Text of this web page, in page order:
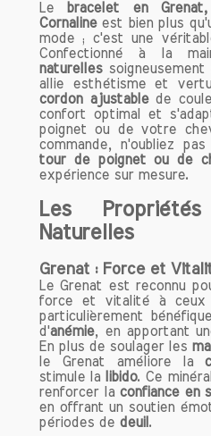
en lithothérapie, la
captiver et d'inspirer
Si vous cherchez
beauté et
cornaline est un
Origine et
Cornaline
La cornaline est
microcristalline de
varier du jaune
intermédiaires.
généralement
volcaniques et
partir de crevasses
principaux
trouvent en Inde, au
et en République
La composition
est
Le bracelet en
Cornaline est bien plus
mode ; c'est une
Confectionné à la
naturellessoigneusement
allie esthétisme et
cordon ajustablede
confort optimal et
poignet ou de votre
commande, n'oubliez
tour de poignet ou de
expérience sur mesure.
Les
Naturelles
Grenat : Force et
Le Grenat est reconnu
force et vitalité à
particulièrement
d'anémie, en apportant
En plus de soulager les
le Grenat améliore la
stimule la
libido. Ce
renforcer la confiance en
en offrant un soutien
périodes de deuil .